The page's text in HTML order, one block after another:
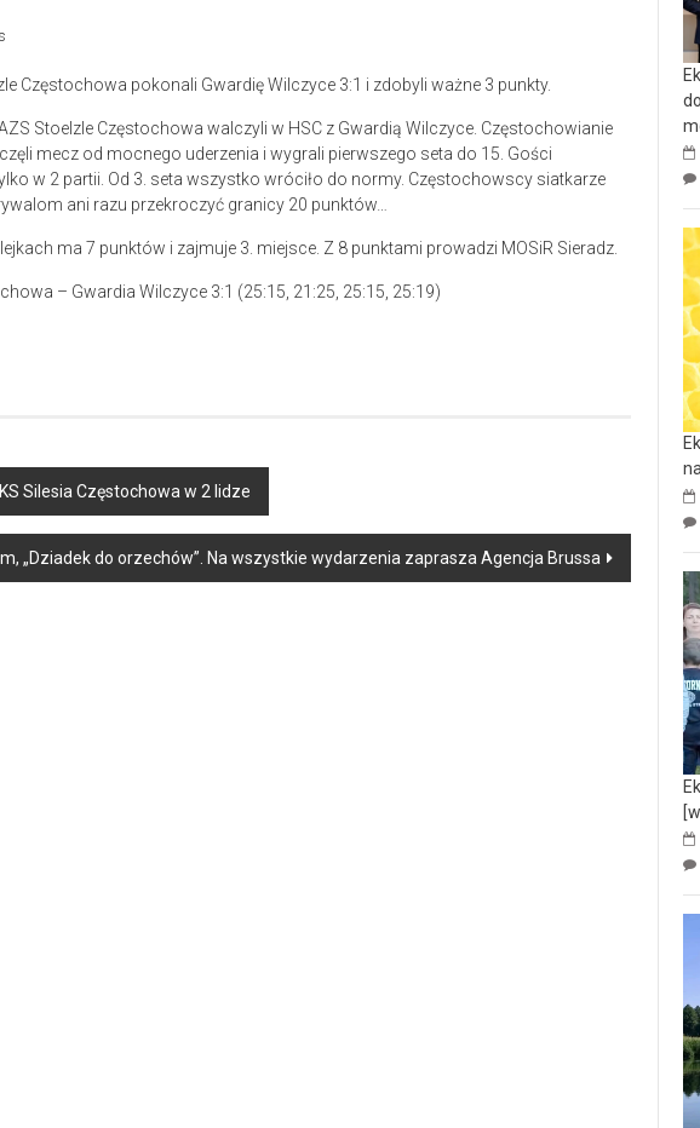
Częstochowa pokonali Gwardię Wilczyce 3:1 i zdobyli ważne 3 punkty.
Stoelzle Częstochowa walczyli w HSC z Gwardią Wilczyce. Częstochowianie
mecz od mocnego uderzenia i wygrali pierwszego seta do 15. Gości
w 2 partii. Od 3. seta wszystko wróciło do normy. Częstochowscy siatkarze
ani razu przekroczyć granicy 20 punktów…
ma 7 punktów i zajmuje 3. miejsce. Z 8 punktami prowadzi MOSiR Sieradz.
– Gwardia Wilczyce 3:1 (25:15, 21:25, 25:15, 25:19)
Silesia Częstochowa w 2 lidze
„Dziadek do orzechów”. Na wszystkie wydarzenia zaprasza Agencja Brussa